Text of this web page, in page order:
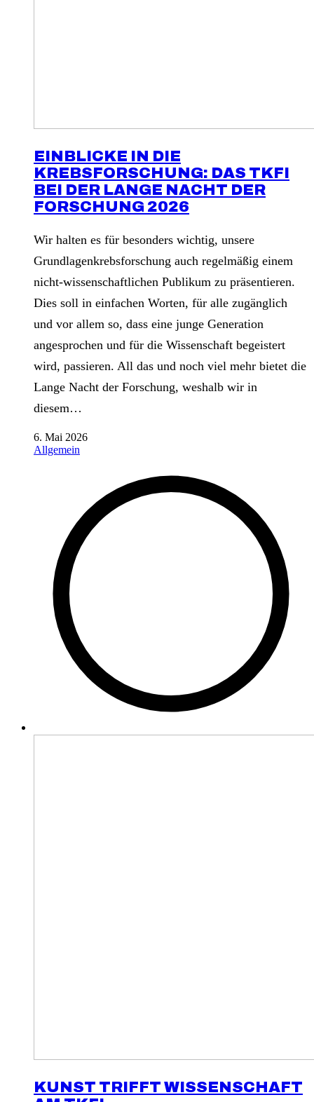
EINBLICKE IN DIE
KREBSFORSCHUNG: DAS TKFI
BEI DER LANGE NACHT DER
FORSCHUNG 2026
Wir halten es für besonders wichtig, unsere
Grundlagenkrebsforschung auch regelmäßig einem
nicht-wissenschaftlichen Publikum zu präsentieren.
Dies soll in einfachen Worten, für alle zugänglich
und vor allem so, dass eine junge Generation
angesprochen und für die Wissenschaft begeistert
wird, passieren. All das und noch viel mehr bietet die
Lange Nacht der Forschung, weshalb wir in
diesem…
6. Mai 2026
Allgemein
KUNST TRIFFT WISSENSCHAFT